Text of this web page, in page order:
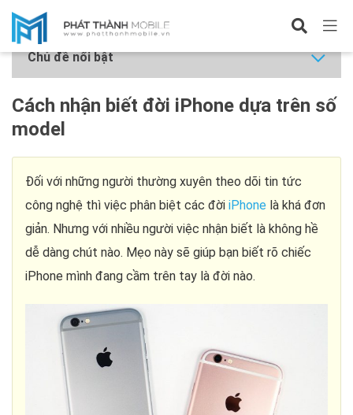
Tin công nghệ
Chủ đề nổi bật
Cách nhận biết đời iPhone dựa trên số
model
Đối với những người thường xuyên theo dõi tin tức
công nghệ thì việc phân biệt các đời iPhone là khá đơn
giản. Nhưng với nhiều người việc nhận biết là không hề
dễ dàng chút nào. Mẹo này sẽ giúp bạn biết rõ chiếc
iPhone mình đang cầm trên tay là đời nào.